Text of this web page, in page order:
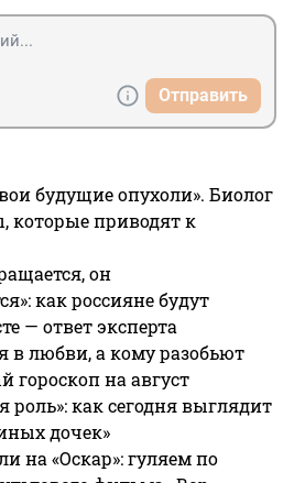
Отправить
будущие опухоли». Биолог
которые приводят к
он
как россияне будут
— ответ эксперта
в любви, а кому разобьют
гороскоп на август
роль»: как сегодня выглядит
дочек»
на «Оскар»: гуляем по